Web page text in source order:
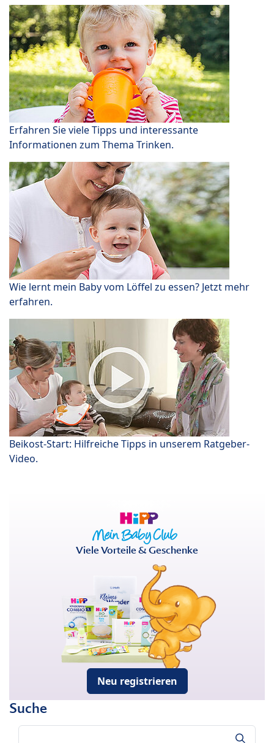
Erfahren Sie viele Tipps und interessante
Informationen zum Thema Trinken.
Wie lernt mein Baby vom Löffel zu essen? Jetzt mehr
erfahren.
Beikost-Start: Hilfreiche Tipps in unserem Ratgeber-
Video.
Viele Vorteile & Geschenke
Neu registrieren
Suche